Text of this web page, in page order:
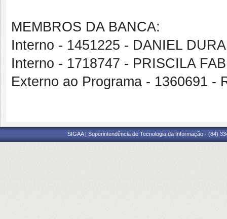
MEMBROS DA BANCA:
Interno - 1451225 - DANIEL
Interno - 1718747 - PRISCILA
Externo ao Programa - 1360691 -
SIGAA | Superintendência de Tecnologia da Informação - (84)